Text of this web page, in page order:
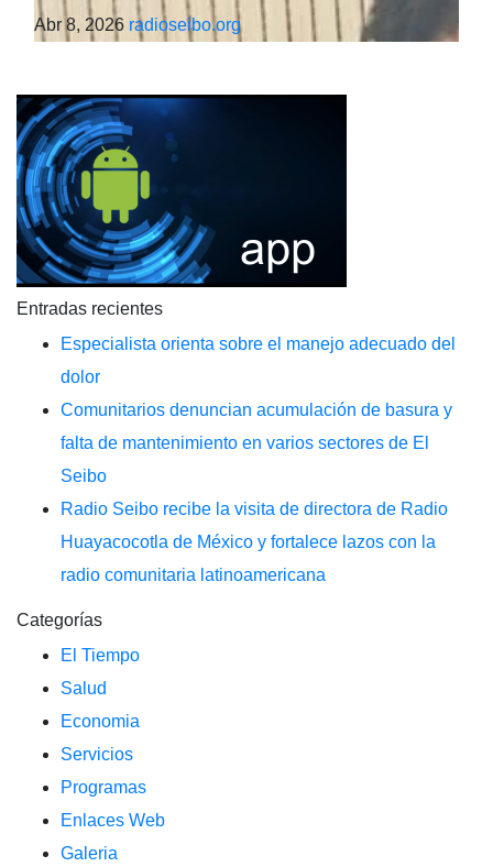
Abr 8, 2026 radioseibo.org
Entradas recientes
Especialista orienta sobre el manejo adecuado del
dolor
Comunitarios denuncian acumulación de basura y
falta de mantenimiento en varios sectores de El
Seibo
Radio Seibo recibe la visita de directora de Radio
Huayacocotla de México y fortalece lazos con la
radio comunitaria latinoamericana
Categorías
El Tiempo
Salud
Economia
Servicios
Programas
Enlaces Web
Galeria